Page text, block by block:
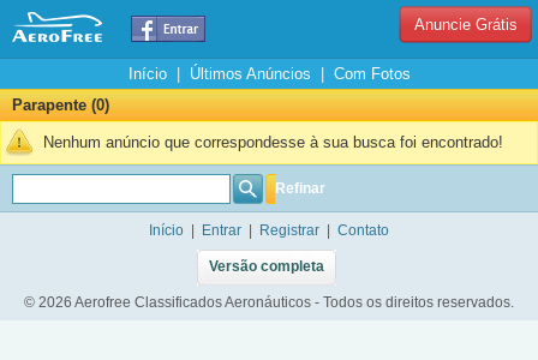
Anuncie Grátis
Início| Últimos Anúncios
Com Fotos
Parapente (0)
Nenhum anúncio que correspondesse à sua busca foi encontrado!
Refinar
Início Entrar Registrar Contato
Versão completa
© 2026 Aerofree Classificados Aeronáuticos - Todos os direitos reservados.